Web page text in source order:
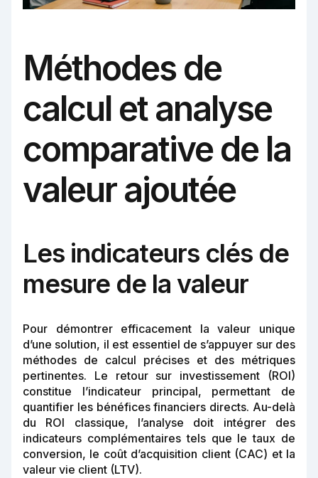
Méthodes de
calcul et analyse
comparative de la
valeur ajoutée
Les indicateurs clés de
mesure de la valeur
Pour démontrer efficacement la valeur unique
d’une solution, il est essentiel de s’appuyer sur des
méthodes de calcul précises et des métriques
pertinentes. Le retour sur investissement (ROI)
constitue l’indicateur principal, permettant de
quantifier les bénéfices financiers directs. Au-delà
du ROI classique, l’analyse doit intégrer des
indicateurs complémentaires tels que le taux de
conversion, le coût d’acquisition client (CAC) et la
valeur vie client (LTV).